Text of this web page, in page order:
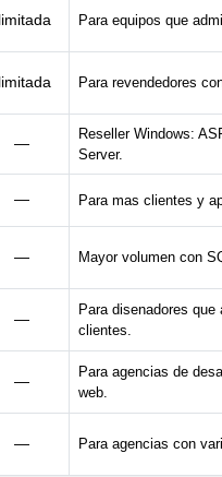
Ilimitada Para equipos que
Ilimitada Para revendedores
—
Reseller Windows:
Server.
— Para mas clientes y
— Mayor volumen con
—
Para disenadores
clientes.
—
Para agencias de
web.
— Para agencias con